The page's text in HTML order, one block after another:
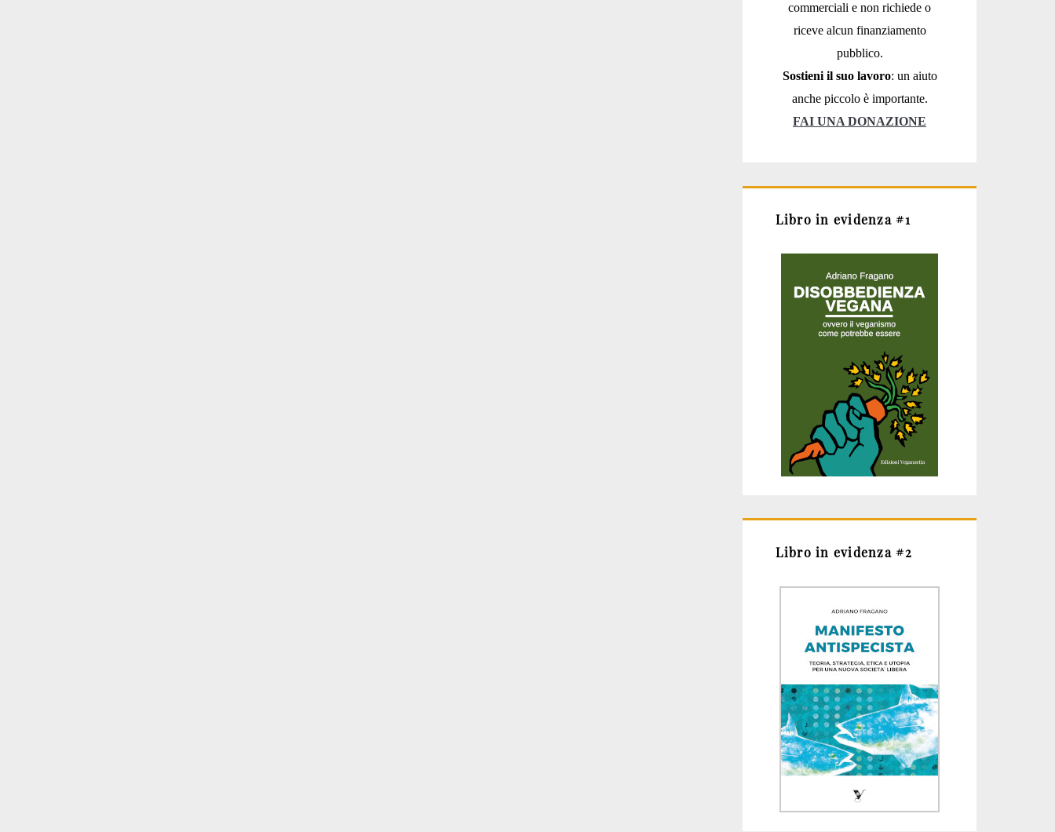
commerciali e non richiede o
riceve alcun finanziamento
pubblico.
Sostieni il suo lavoro: un aiuto
anche piccolo è importante.
FAI UNA DONAZIONE
Libro in evidenza #1
Libro in evidenza #2